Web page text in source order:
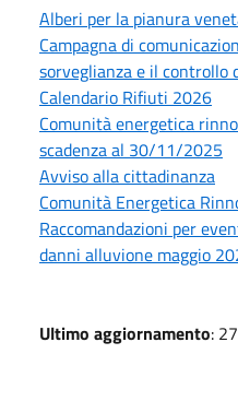
Alberi per la pianura
Campagna di
sorveglianza e il controllo
Calendario Rifiuti 2026
Comunità energetica
scadenza al 30/11/2025
Avviso alla cittadinanza
Comunità Energetica
Raccomandazioni per
danni alluvione maggio
Ultimo aggiornamento: